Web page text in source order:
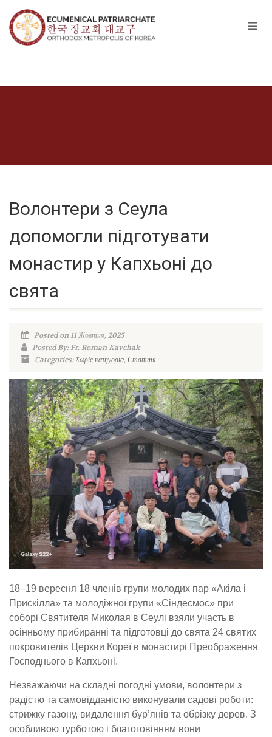
Волонтери з Сеула
допомогли підготувати
монастир у Капхьоні до
свята
Posted on 11 Жовтня, 2025
Posted By: Fr. Roman Kavchak
Categories:Χωρίς κατηγορία,Стаття
18–19 вересня 18 членів групи молодих пар «Акіла і
Прискілла» та молодіжної групи «Сіндесмос» при
соборі Святителя Миколая в Сеулі взяли участь в
осінньому прибиранні та підготовці до свята 24 святих
покровителів Церкви Кореї в монастирі Преображення
Господнього в Капхьоні.
Незважаючи на складні погодні умови, волонтери з
радістю та самовідданістю виконували садові роботи:
стрижку газону, видалення бур’янів та обрізку дерев. З
особливою турботою і благоговінням вони